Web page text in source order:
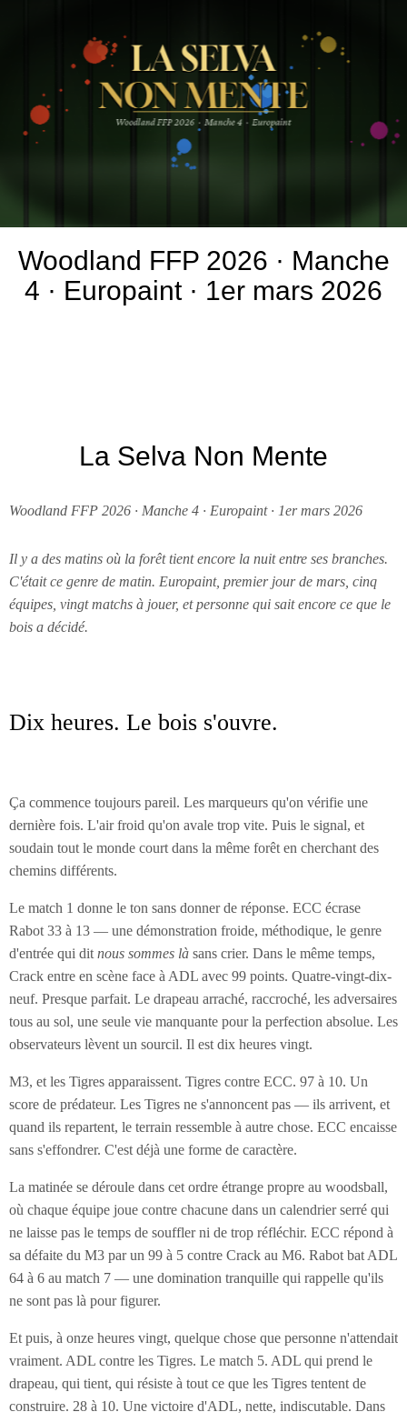
Woodland FFP 2026 · Manche
4 · Europaint · 1er mars 2026
La Selva Non Mente
Woodland FFP 2026 · Manche 4 · Europaint · 1er mars 2026
Il y a des matins où la forêt tient encore la nuit entre ses branches.
C'était ce genre de matin. Europaint, premier jour de mars, cinq
équipes, vingt matchs à jouer, et personne qui sait encore ce que le
bois a décidé.
Dix heures. Le bois s'ouvre.
Ça commence toujours pareil. Les marqueurs qu'on vérifie une
dernière fois. L'air froid qu'on avale trop vite. Puis le signal, et
soudain tout le monde court dans la même forêt en cherchant des
chemins différents.
Le match 1 donne le ton sans donner de réponse. ECC écrase
Rabot 33 à 13 — une démonstration froide, méthodique, le genre
d'entrée qui ditnous sommes là sans crier. Dans le même temps,
Crack entre en scène face à ADL avec 99 points. Quatre-vingt-dix-
neuf. Presque parfait. Le drapeau arraché, raccroché, les adversaires
tous au sol, une seule vie manquante pour la perfection absolue. Les
observateurs lèvent un sourcil. Il est dix heures vingt.
M3, et les Tigres apparaissent. Tigres contre ECC. 97 à 10. Un
score de prédateur. Les Tigres ne s'annoncent pas — ils arrivent, et
quand ils repartent, le terrain ressemble à autre chose. ECC encaisse
sans s'effondrer. C'est déjà une forme de caractère.
La matinée se déroule dans cet ordre étrange propre au woodsball,
où chaque équipe joue contre chacune dans un calendrier serré qui
ne laisse pas le temps de souffler ni de trop réfléchir. ECC répond à
sa défaite du M3 par un 99 à 5 contre Crack au M6. Rabot bat ADL
64 à 6 au match 7 — une domination tranquille qui rappelle qu'ils
ne sont pas là pour figurer.
Et puis, à onze heures vingt, quelque chose que personne n'attendait
vraiment. ADL contre les Tigres. Le match 5. ADL qui prend le
drapeau, qui tient, qui résiste à tout ce que les Tigres tentent de
construire. 28 à 10. Une victoire d'ADL, nette, indiscutable. Dans